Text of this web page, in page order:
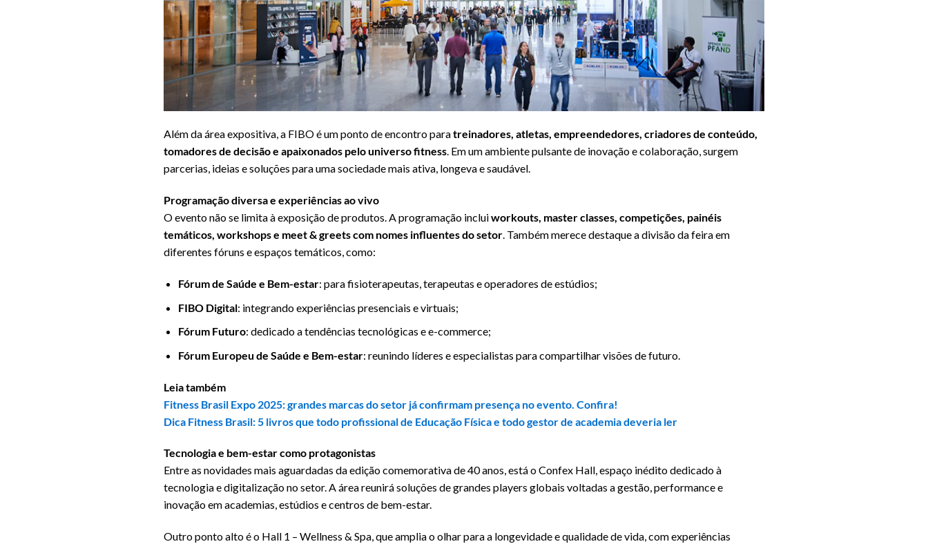
Além da área expositiva, a FIBO é um ponto de encontro paratreinadores, atletas, empreendedores, criadores de conteúdo,
tomadores de decisão e apaixonados pelo universo fitness. Em um ambiente pulsante de inovação e colaboração, surgem
parcerias, ideias e soluções para uma sociedade mais ativa, longeva e saudável.
Programação diversa e experiências ao vivo
O evento não se limita à exposição de produtos. A programação incluiworkouts, master classes, competições, painéis
temáticos, workshops e meet & greets com nomes influentes do setor. Também merece destaque a divisão da feira em
diferentes fóruns e espaços temáticos, como:
Fórum de Saúde e Bem-estar: para fisioterapeutas, terapeutas e operadores de estúdios;
FIBO Digital: integrando experiências presenciais e virtuais;
Fórum Futuro: dedicado a tendências tecnológicas e e-commerce;
Fórum Europeu de Saúde e Bem-estar: reunindo líderes e especialistas para compartilhar visões de futuro.
Leia também
Fitness Brasil Expo 2025: grandes marcas do setor já confirmam presença no evento. Confira!
Dica Fitness Brasil: 5 livros que todo profissional de Educação Física e todo gestor de academia deveria ler
Tecnologia e bem-estar como protagonistas
Entre as novidades mais aguardadas da edição comemorativa de 40 anos, está o Confex Hall, espaço inédito dedicado à
tecnologia e digitalização no setor. A área reunirá soluções de grandes players globais voltadas a gestão, performance e
inovação em academias, estúdios e centros de bem-estar.
Outro ponto alto é o Hall 1 – Wellness & Spa, que amplia o olhar para a longevidade e qualidade de vida, com experiências